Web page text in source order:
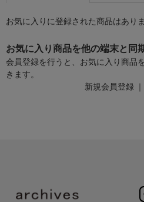
お気に入りに登録された商品はありま
お気に入り商品を他の端末と同
会員登録を行うと、お気に入り商品
きます。
新規会員登録 ｜